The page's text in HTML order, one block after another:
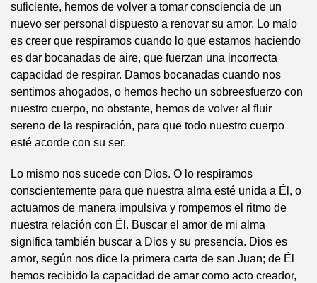
suficiente, hemos de volver a tomar consciencia de un
nuevo ser personal dispuesto a renovar su amor. Lo malo
es creer que respiramos cuando lo que estamos haciendo
es dar bocanadas de aire, que fuerzan una incorrecta
capacidad de respirar. Damos bocanadas cuando nos
sentimos ahogados, o hemos hecho un sobreesfuerzo con
nuestro cuerpo, no obstante, hemos de volver al fluir
sereno de la respiración, para que todo nuestro cuerpo
esté acorde con su ser.
Lo mismo nos sucede con Dios. O lo respiramos
conscientemente para que nuestra alma esté unida a Él, o
actuamos de manera impulsiva y rompemos el ritmo de
nuestra relación con Él. Buscar el amor de mi alma
significa también buscar a Dios y su presencia. Dios es
amor, según nos dice la primera carta de san Juan; de Él
hemos recibido la capacidad de amar como acto creador,